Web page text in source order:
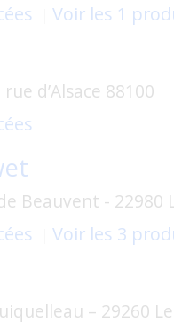
Voir les 1
rue d’Alsace 88100
Beauvent - 22980
Voir les 3
– 29260